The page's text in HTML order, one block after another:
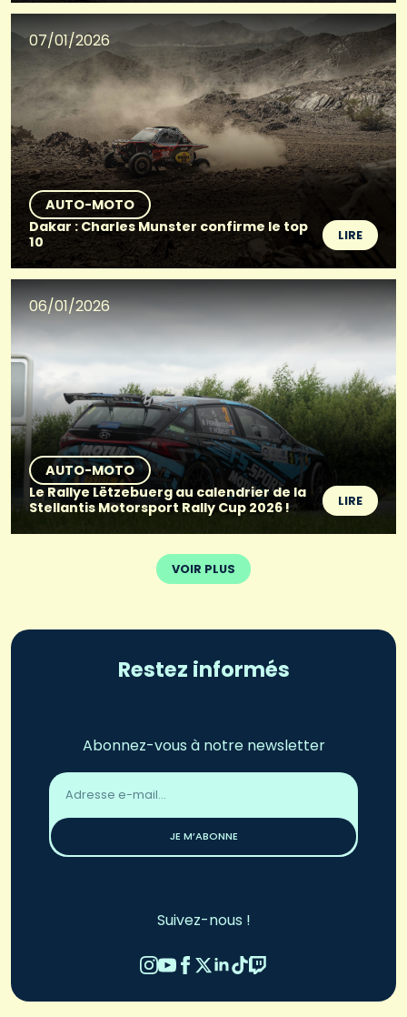
07/01/2026
AUTO-MOTO
Dakar : Charles Munster confirme le top
10
LIRE
06/01/2026
AUTO-MOTO
Le Rallye Lëtzebuerg au calendrier de la
Stellantis Motorsport Rally Cup 2026 !
LIRE
VOIR PLUS
Restez informés
Abonnez-vous à notre newsletter
Adresse
email
JE M’ABONNE
Suivez-nous !